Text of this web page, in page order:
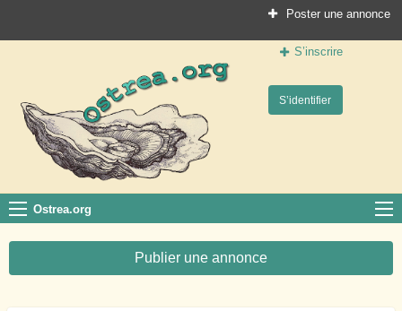
Poster une annonce
S’inscrire
S’identifier
Ostrea.org
Le site des professionnels de la conchyliculture
Ostrea.org
Publier une annonce